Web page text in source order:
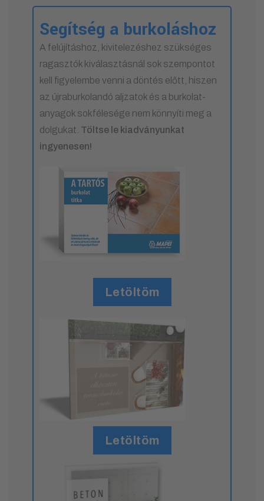
Segítség a burkoláshoz
A felújításhoz, kivitelezéshez szükséges
ragasztók kiválasztásnál sok szempontot
kell figyelembe venni a döntés előtt, hiszen
az újraburkolandó aljzatok és a burkolat-
anyagok sokfélesége nem könnyíti meg a
dolgukat. Töltse le kiadványunkat
ingyenesen!
Letöltöm
Letöltöm